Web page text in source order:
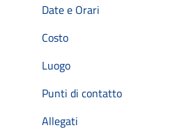
Date e Orari
Costo
Luogo
Punti di contatto
Allegati